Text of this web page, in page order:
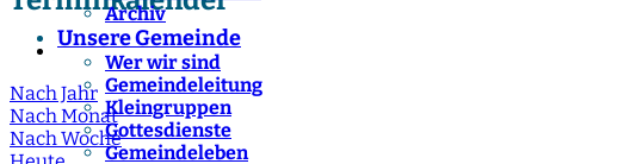
Archiv
Unsere Gemeinde
Wer wir sind
Gemeindeleitung
Kleingruppen
Gottesdienste
Gemeindeleben
Nach Jahr
Nach Monat
Nach Woche